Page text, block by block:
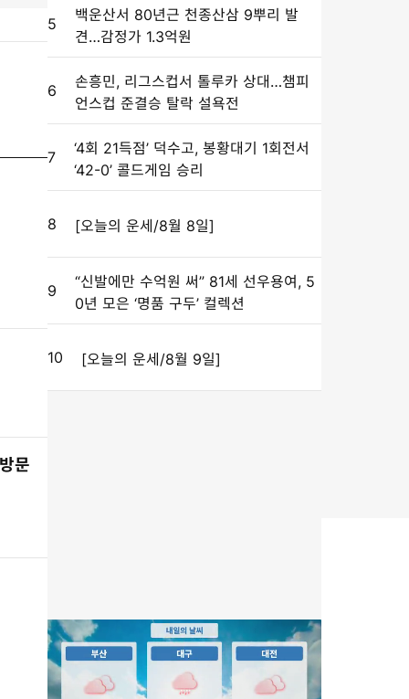
문
5
백운산서 80년근 천종산삼 9뿌리 발
견…감정가 1.3억원
6
손흥민, 리그스컵서 톨루카 상대…챔피
언스컵 준결승 탈락 설욕전
7
‘4회 21득점’ 덕수고, 봉황대기 1회전서
‘42-0’ 콜드게임 승리
8 [오늘의 운세/8월 8일]
9
“신발에만 수억원 써” 81세 선우용여, 5
0년 모은 ‘명품 구두’ 컬렉션
10 [오늘의 운세/8월 9일]